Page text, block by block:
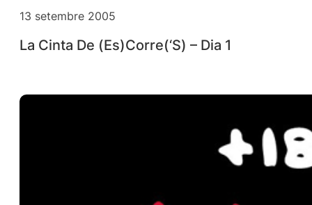
13 setembre 2005
La Cinta De (Es)Corre(‘S) – Dia 1